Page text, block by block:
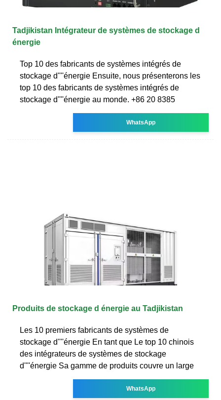
Tadjikistan Intégrateur de systèmes de stockage d
énergie
Top 10 des fabricants de systèmes intégrés de
stockage d''''énergie Ensuite, nous présenterons les
top 10 des fabricants de systèmes intégrés de
stockage d''''énergie au monde. +86 20 8385
WhatsApp
Produits de stockage d énergie au Tadjikistan
Les 10 premiers fabricants de systèmes de
stockage d''''énergie En tant que Le top 10 chinois
des intégrateurs de systèmes de stockage
d''''énergie Sa gamme de produits couvre un large
WhatsApp